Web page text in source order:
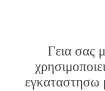
Γεια σας
εγκαταστησω